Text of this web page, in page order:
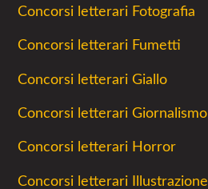
Concorsi letterari Fotografia
Concorsi letterari Fumetti
Concorsi letterari Giallo
Concorsi letterari Giornalismo
Concorsi letterari Horror
Concorsi letterari Illustrazione